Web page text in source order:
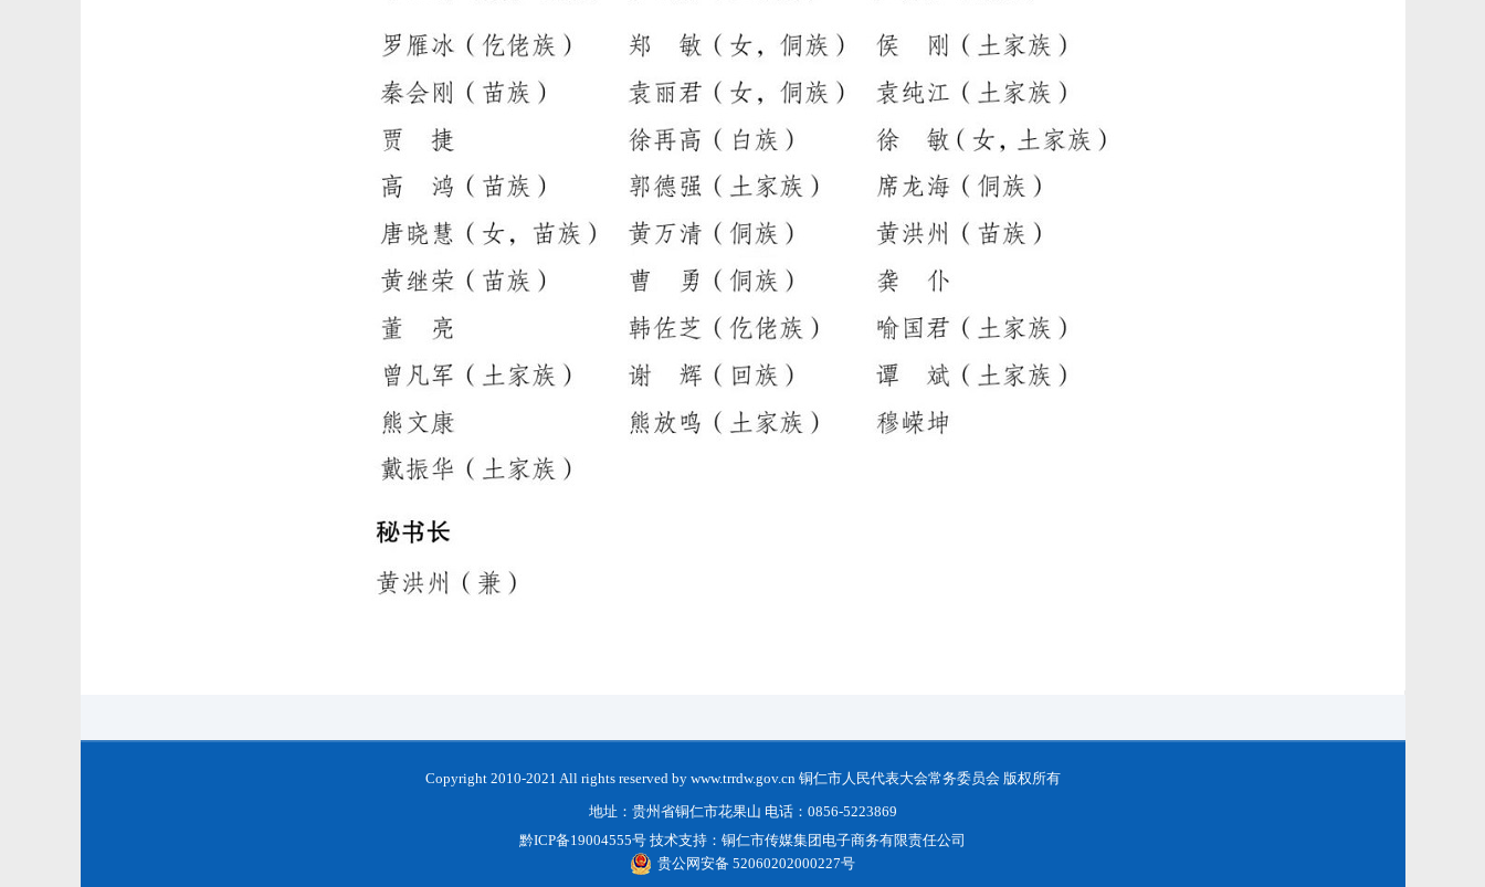
Copyright 2010-2021 All rights reserved by www.trrdw.gov.cn 铜仁市人民代表大会常务委员会 版权所有
地址：贵州省铜仁市花果山 电话：0856-5223869
黔ICP备19004555号 技术支持： 铜仁市传媒集团电子商务有限责任公司
贵公网安备 52060202000227号